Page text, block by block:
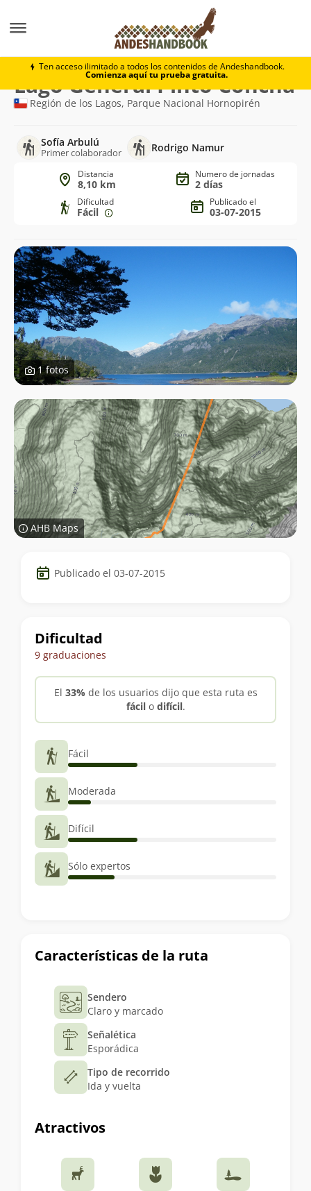
Ten acceso ilimitado a todos los contenidos de Andeshandbook.
Comienza aquí tu prueba gratuita.
Lago General Pinto Concha
Ruta
de
Lago General Pinto Concha
Región de los Lagos, Parque Nacional Hornopirén
Sofía Arbulú
Primer colaborador Rodrigo Namur
Distancia
8,10 km
Numero de jornadas
2 días
Dificultad
Fácil
Publicado el
03-07-2015
1 fotos
AHB Maps
Datos
del Publicado el 03-07-2015
Características de la ruta
Sendero
Claro y marcado
Señalética
Esporádica
Tipo de recorrido
Ida y vuelta
Atractivos
Dificultad
9 graduaciones
El 33% de los usuarios dijo que esta ruta es
fácilo difícil.
Fácil
Moderada
Difícil
Sólo expertos